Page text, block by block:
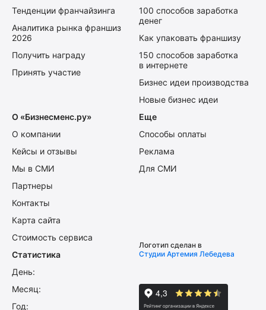
Тенденции франчайзинга
Аналитика рынка франшиз
2026
Получить награду
Принять участие
100 способов заработка
денег
Как упаковать франшизу
150 способов заработка
в интернете
Бизнес идеи производства
Новые бизнес идеи
О «Бизнесменс.ру»
О компании
Кейсы и отзывы
Мы в СМИ
Партнеры
Контакты
Карта сайта
Стоимость сервиса
Еще
Способы оплаты
Реклама
Для СМИ
Статистика
День:
Месяц:
Год:
Логотип сделан в
Студии Артемия Лебедева